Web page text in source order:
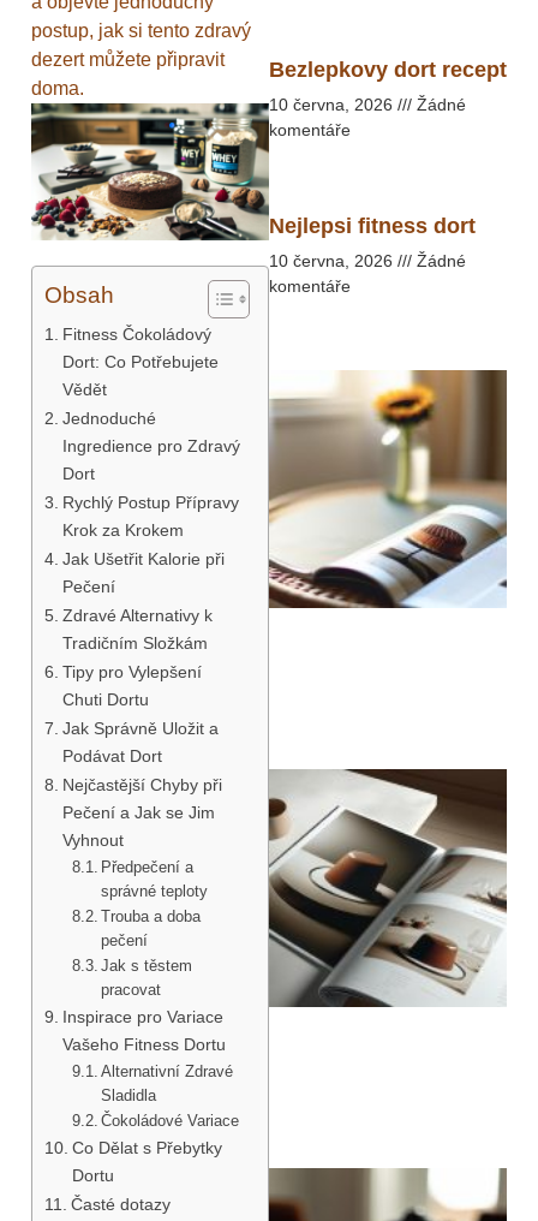
postup, jak si tento zdravý
dezert můžete připravit
doma.
Obsah
Fitness Čokoládový
Dort: Co Potřebujete
Vědět
Jednoduché
Ingredience pro Zdravý
Dort
Rychlý Postup Přípravy
Krok za Krokem
Jak Ušetřit Kalorie při
Pečení
Zdravé Alternativy k
Tradičním Složkám
Tipy pro Vylepšení
Chuti Dortu
Jak Správně Uložit a
Podávat Dort
Nejčastější Chyby při
Pečení a Jak se Jim
Vyhnout
Předpečení a
správné teploty
Trouba a doba
pečení
Jak s těstem
pracovat
Inspirace pro Variace
Vašeho Fitness Dortu
Alternativní Zdravé
Sladidla
Čokoládové Variace
Co Dělat s Přebytky
Dortu
Časté dotazy
Bezlepkovy dort recept
10 června, 2026
Žádné
komentáře
Nejlepsi fitness dort
10 června, 2026
Žádné
komentáře